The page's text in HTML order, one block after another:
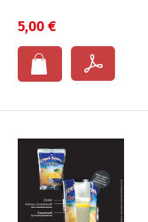
5,00 €